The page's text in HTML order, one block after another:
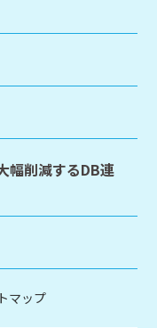
幅削減するDB連
マップ